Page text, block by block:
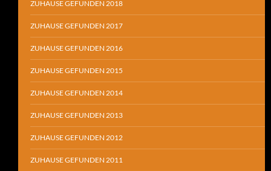
ZUHAUSE GEFUNDEN 2018
ZUHAUSE GEFUNDEN 2017
ZUHAUSE GEFUNDEN 2016
ZUHAUSE GEFUNDEN 2015
ZUHAUSE GEFUNDEN 2014
ZUHAUSE GEFUNDEN 2013
ZUHAUSE GEFUNDEN 2012
ZUHAUSE GEFUNDEN 2011